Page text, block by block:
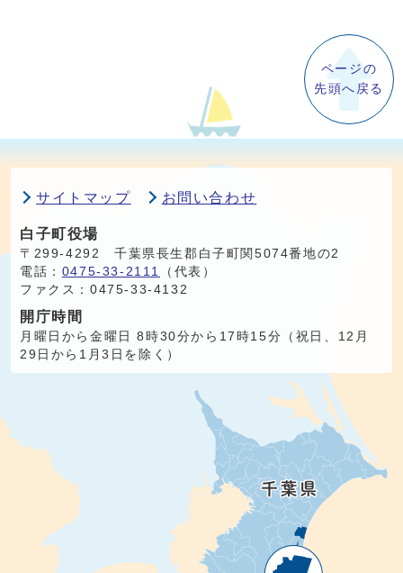
ページの
先頭へ戻る
サイトマップ お問い合わせ
白子町役場
〒299-4292 千葉県長生郡白子町関5074番地の2
電話： 0475-33-2111
（代表）
ファクス：0475-33-4132
開庁時間
月曜日から金曜日 8時30分から17時15分（祝日、12月
29日から1月3日を除く）